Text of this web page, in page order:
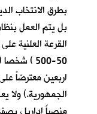
بطرق الانتخاب
بل يتم العمل
القرعة العلنية
50-500 )
اربعين معترضاً
الجمهورية.) ولا